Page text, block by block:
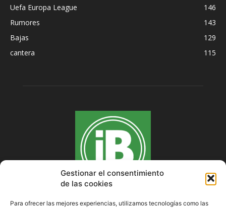
Gestionar el consentimiento
de las cookies
Para ofrecer las mejores experiencias, utilizamos tecnologías como las
Uefa Europa League
146
Rumores
143
Bajas
129
cantera
115